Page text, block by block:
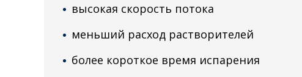
высокая скорость потока
меньший расход растворителей
более короткое время испарения